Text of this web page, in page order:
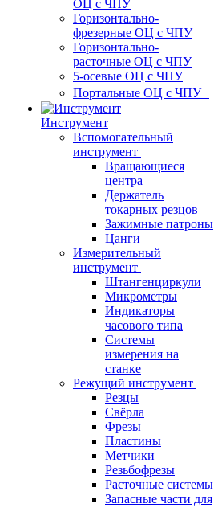
ОЦ с ЧПУ
Горизонтально-
фрезерные ОЦ с ЧПУ
Горизонтально-
расточные ОЦ с ЧПУ
5-осевые ОЦ с ЧПУ
Портальные ОЦ с ЧПУ
Инструмент
Вспомогательный
инструмент
Вращающиеся
центра
Держатель
токарных резцов
Зажимные патроны
Цанги
Измерительный
инструмент
Штангенциркули
Микрометры
Индикаторы
часового типа
Системы
измерения на
станке
Режущий инструмент
Резцы
Свёрла
Фрезы
Пластины
Метчики
Резьбофрезы
Расточные системы
Запасные части для